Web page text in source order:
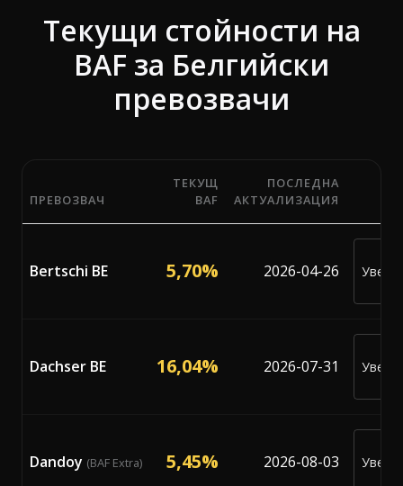
Текущи стойности на
BAF за Белгийски
превозвачи
Текущи проценти на Bunker Adjustment Factor
ПРЕВОЗВАЧ
ТЕКУЩ
BAF
ПОСЛЕДНА
АКТУАЛИЗАЦИЯ
Bertschi BE 5,70% 2026-04-26
Dachser BE 16,04% 2026-07-31
Dandoy (BAF Extra) 5,45% 2026-08-03